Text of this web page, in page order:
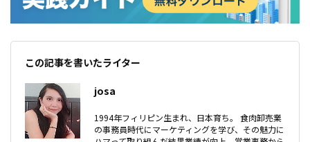
この記事を書いたライター
josa
1994年フィリピン生まれ、日本育ち。 食肉卸売業
の事務員時代にマーケティングを学び、その魅力に